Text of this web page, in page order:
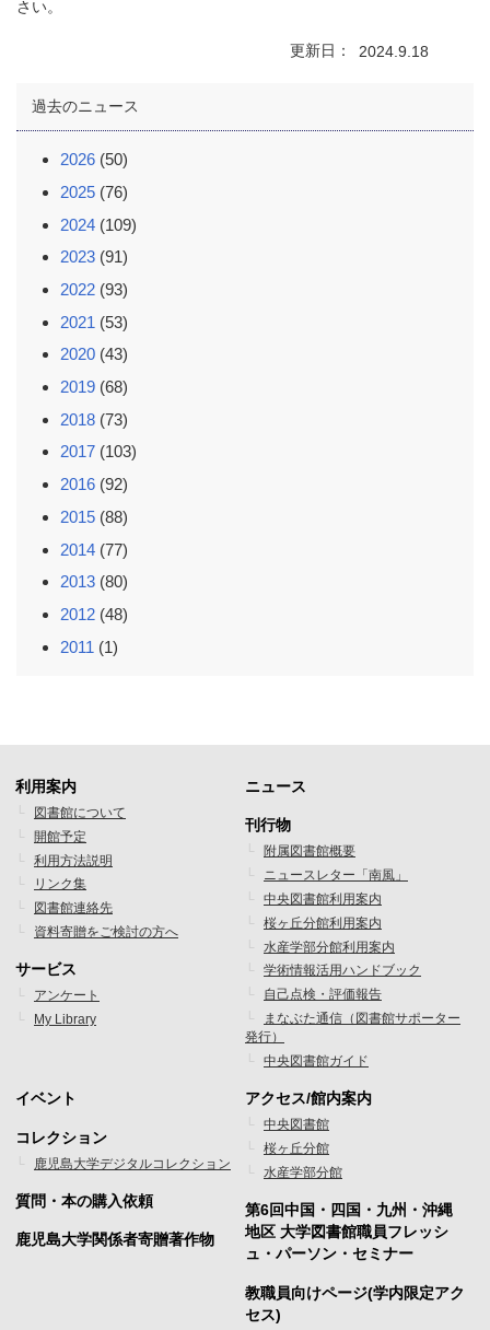
さい。
更新日 2024.9.18
過去のニュース
2026 (50)
2025 (76)
2024 (109)
2023 (91)
2022 (93)
2021 (53)
2020 (43)
2019 (68)
2018 (73)
2017 (103)
2016 (92)
2015 (88)
2014 (77)
2013 (80)
2012 (48)
2011 (1)
フ
ッ
タ
ー
メ
ニ
ュ
1
利用案内
図書館について
開館予定
利用方法説明
リンク集
図書館連絡先
資料寄贈をご検討の方へ
サービス
アンケート
My Library
フ
ッ
タ
ー
メ
ニ
ュ
ー
2
ニュース
刊行物
附属図書館概要
ニュースレター「南風」
中央図書館利用案内
桜ヶ丘分館利用案内
水産学部分館利用案内
学術情報活用ハンドブック
自己点検・評価報告
まなぶた通信（図書館サポーター
発行）
中央図書館ガイド
フ
ッ
タ
ー
イベント
コレクション
鹿児島大学デジタルコレクション
質問・本の購入依頼
鹿児島大学関係者寄贈著作物
フ
ッ
タ
ー
メ
ニ
アクセス/館内案内
中央図書館
桜ヶ丘分館
水産学部分館
第6回中国・四国・九州・沖縄
地区 大学図書館職員フレッシ
ュ・パーソン・セミナー
教職員向けページ(学内限定アク
セス)